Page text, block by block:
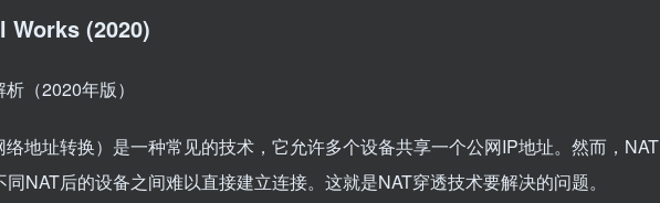
Works (2020)
（2020年版）
地址转换）是一种常见的技术，它允许多个设备共享一个公网IP地址。然而，NAT
NAT后的设备之间难以直接建立连接。这就是NAT穿透技术要解决的问题。